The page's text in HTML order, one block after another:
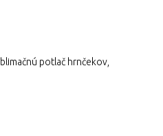
potlač hrnčekov,